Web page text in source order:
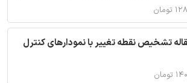
تشخیص نقطه تغییر با نمودارهای کنترل